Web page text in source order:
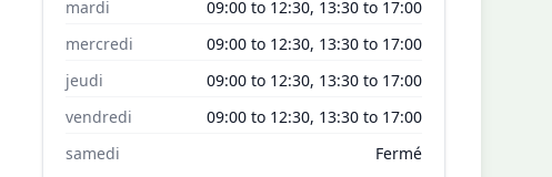
mardi
09:00 to 12:30, 13:30 to 17:00
mercredi
09:00 to 12:30, 13:30 to 17:00
jeudi
09:00 to 12:30, 13:30 to 17:00
vendredi
09:00 to 12:30, 13:30 to 17:00
samedi
Fermé